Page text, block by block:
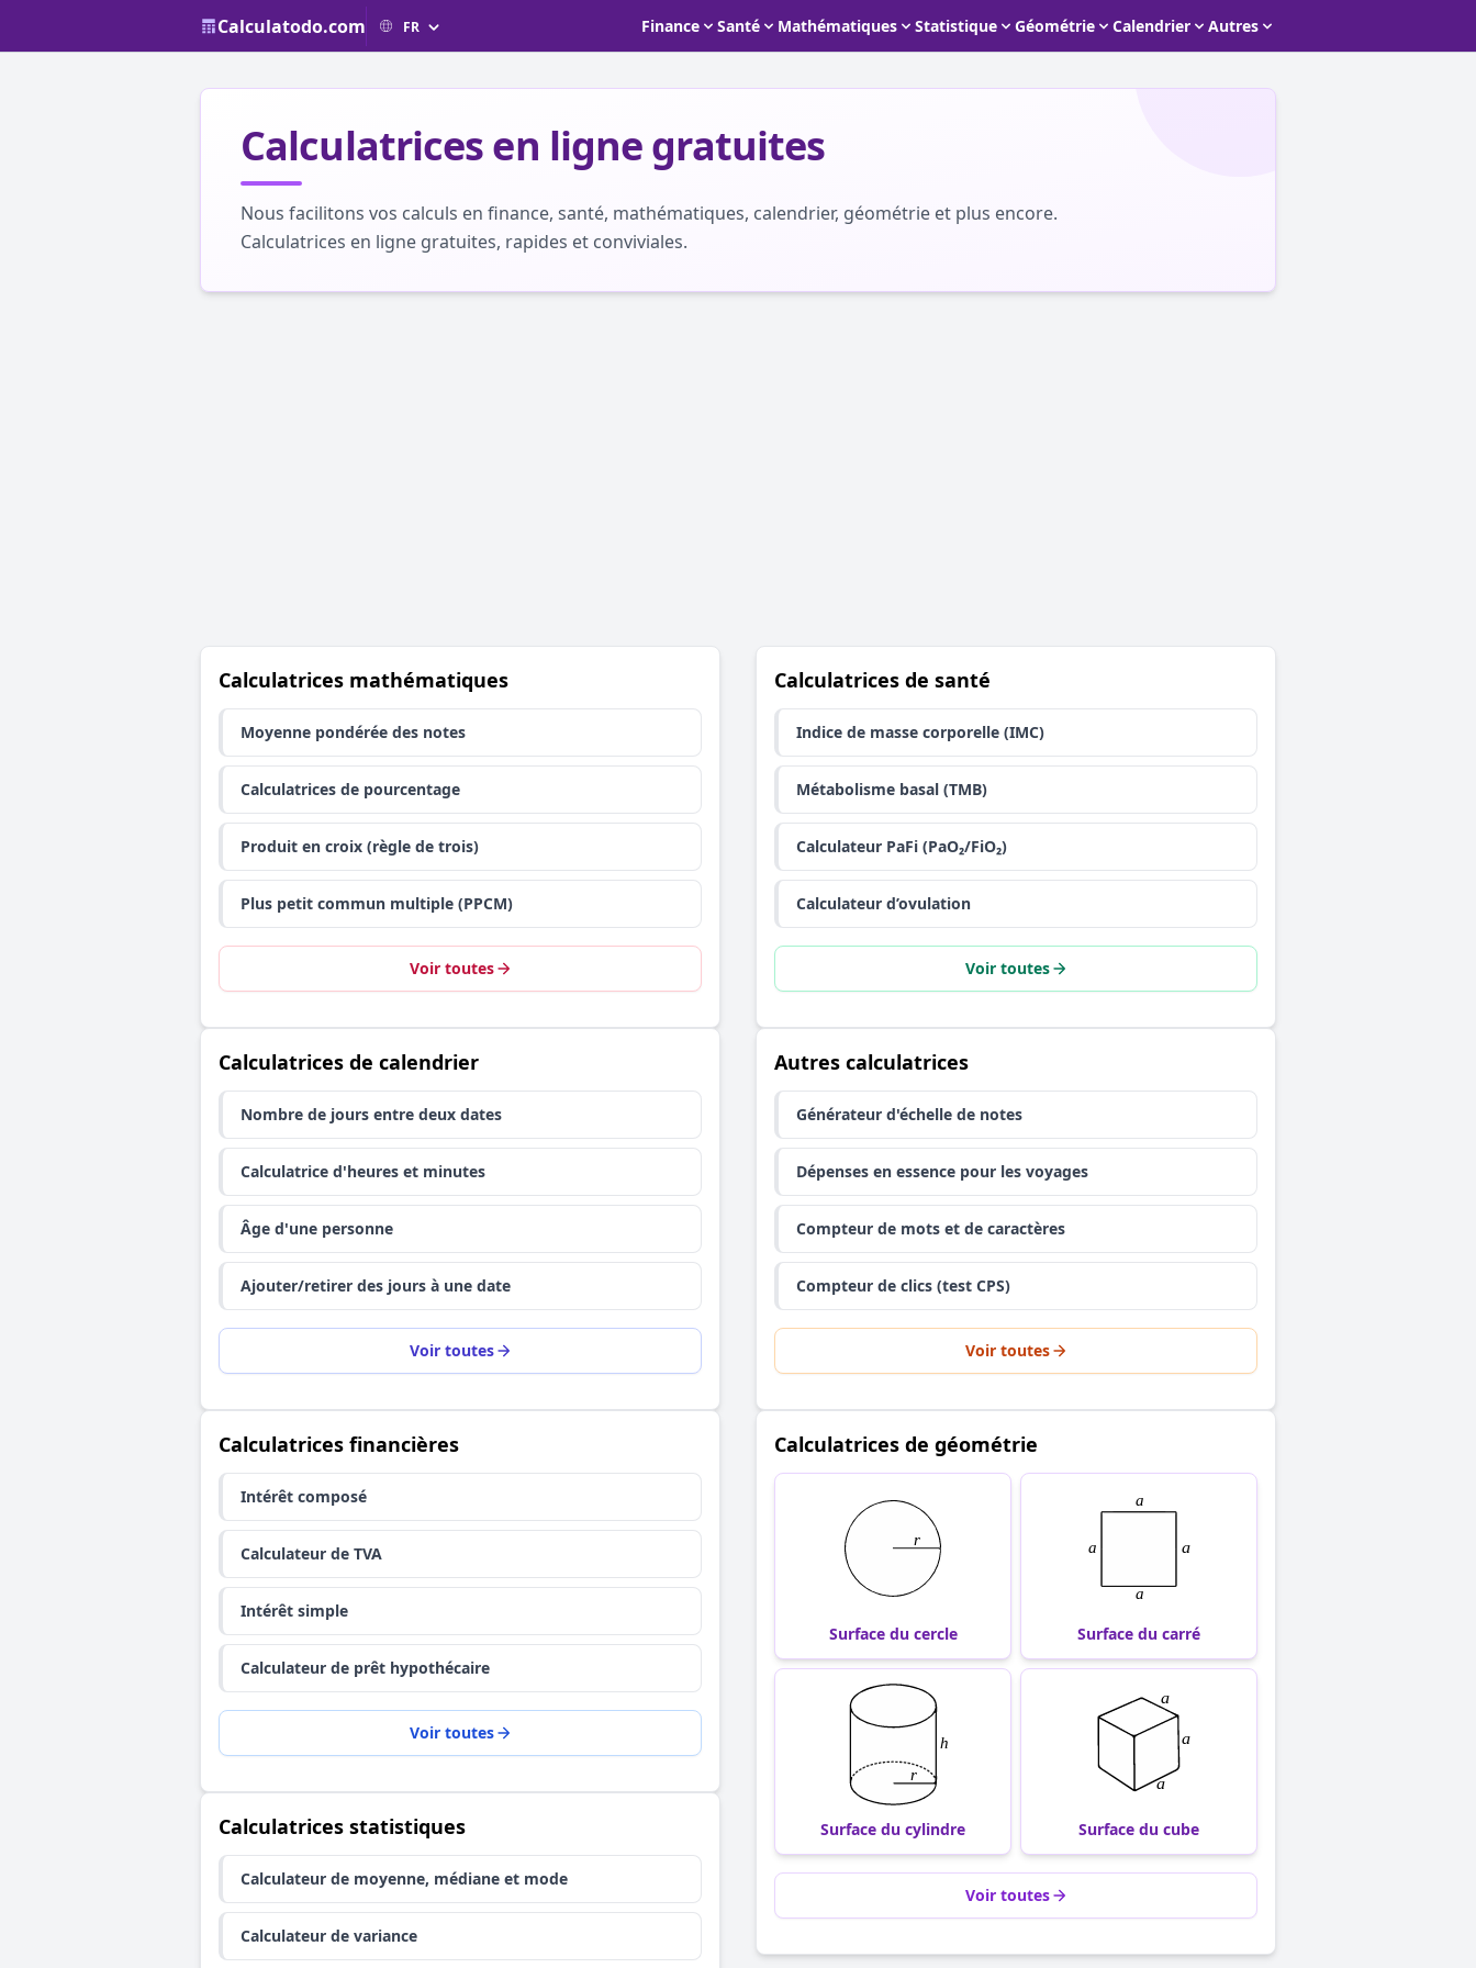
Calculatodo.com Finance Santé Mathématiques Statistique Géométrie Calendrier Autres
Calculatrices en ligne gratuites
Nous facilitons vos calculs en finance, santé, mathématiques, calendrier, géométrie et plus encore.
Calculatrices en ligne gratuites, rapides et conviviales.
Calculatrices mathématiques
Moyenne pondérée des notes
Calculatrices de pourcentage
Produit en croix (règle de trois)
Plus petit commun multiple (PPCM)
Voir toutes
Calculatrices de calendrier
Nombre de jours entre deux dates
Calculatrice d'heures et minutes
Âge d'une personne
Ajouter/retirer des jours à une date
Voir toutes
Calculatrices financières
Intérêt composé
Calculateur de TVA
Intérêt simple
Calculateur de prêt hypothécaire
Voir toutes
Calculatrices statistiques
Calculateur de moyenne, médiane et mode
Calculateur de variance
Calculatrices de santé
Indice de masse corporelle (IMC)
Métabolisme basal (TMB)
Calculateur PaFi (PaO₂/FiO₂)
Calculateur d’ovulation
Voir toutes
Autres calculatrices
Générateur d'échelle de notes
Dépenses en essence pour les voyages
Compteur de mots et de caractères
Compteur de clics (test CPS)
Voir toutes
Calculatrices de géométrie
Surface du cercle Surface du carré
Surface du cylindre Surface du cube
Voir toutes